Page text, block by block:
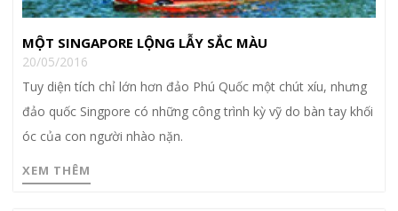
MỘT SINGAPORE LỘNG LẪY SẮC MÀU
20/05/2016
Tuy diện tích chỉ lớn hơn đảo Phú Quốc một chút xíu, nhưng
đảo quốc Singpore có những công trình kỳ vỹ do bàn tay khối
óc của con người nhào nặn.
XEM THÊM